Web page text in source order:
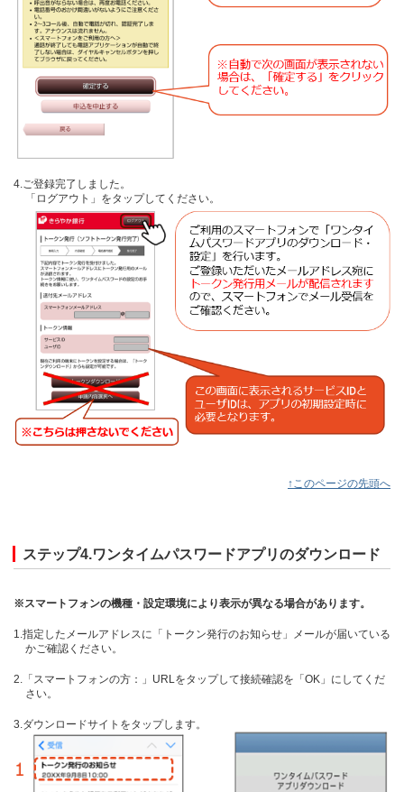
4.ご登録完了しました。
「ログアウト」をタップしてください。
↑このページの先頭へ
ステップ4.ワンタイムパスワードアプリのダウンロード
※スマートフォンの機種・設定環境により表示が異なる場合があります。
1.指定したメールアドレスに「トークン発行のお知らせ」メールが届いている
かご確認ください。
2.「スマートフォンの方：」URLをタップして接続確認を「OK」にしてくだ
さい。
3.ダウンロードサイトをタップします。